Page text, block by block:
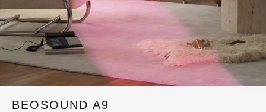
BEOSOUND A9